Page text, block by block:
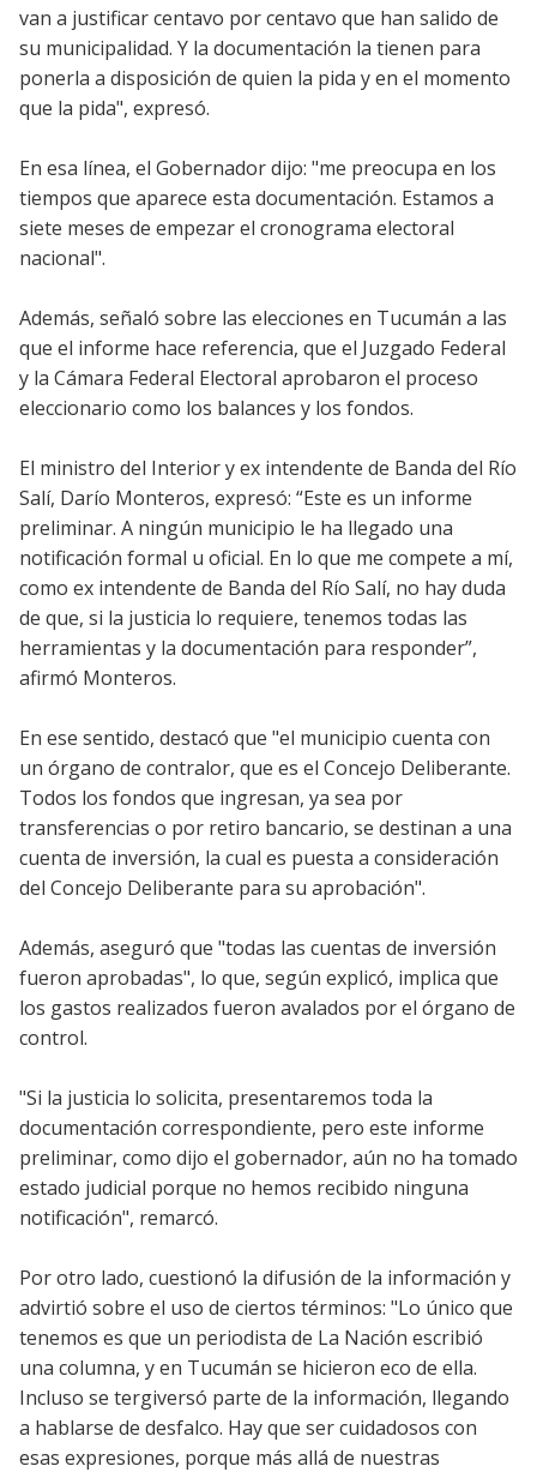
van a justificar centavo por centavo que han salido de
su municipalidad. Y la documentación la tienen para
ponerla a disposición de quien la pida y en el momento
que la pida", expresó.
En esa línea, el Gobernador dijo: "me preocupa en los
tiempos que aparece esta documentación. Estamos a
siete meses de empezar el cronograma electoral
nacional".
Además, señaló sobre las elecciones en Tucumán a las
que el informe hace referencia, que el Juzgado Federal
y la Cámara Federal Electoral aprobaron el proceso
eleccionario como los balances y los fondos.
El ministro del Interior y ex intendente de Banda del Río
Salí, Darío Monteros, expresó: “Este es un informe
preliminar. A ningún municipio le ha llegado una
notificación formal u oficial. En lo que me compete a mí,
como ex intendente de Banda del Río Salí, no hay duda
de que, si la justicia lo requiere, tenemos todas las
herramientas y la documentación para responder”,
afirmó Monteros.
En ese sentido, destacó que "el municipio cuenta con
un órgano de contralor, que es el Concejo Deliberante.
Todos los fondos que ingresan, ya sea por
transferencias o por retiro bancario, se destinan a una
cuenta de inversión, la cual es puesta a consideración
del Concejo Deliberante para su aprobación".
Además, aseguró que "todas las cuentas de inversión
fueron aprobadas", lo que, según explicó, implica que
los gastos realizados fueron avalados por el órgano de
control.
"Si la justicia lo solicita, presentaremos toda la
documentación correspondiente, pero este informe
preliminar, como dijo el gobernador, aún no ha tomado
estado judicial porque no hemos recibido ninguna
notificación", remarcó.
Por otro lado, cuestionó la difusión de la información y
advirtió sobre el uso de ciertos términos: "Lo único que
tenemos es que un periodista de La Nación escribió
una columna, y en Tucumán se hicieron eco de ella.
Incluso se tergiversó parte de la información, llegando
a hablarse de desfalco. Hay que ser cuidadosos con
esas expresiones, porque más allá de nuestras